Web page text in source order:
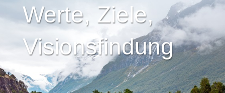
Werte, Ziele,
Visionsfindung